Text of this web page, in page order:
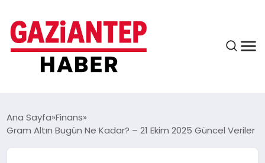
ASAYIŞ
Ana Sayfa Finans
Gram Altın Bugün Ne Kadar? – 21 Ekim 2025 Güncel Veriler